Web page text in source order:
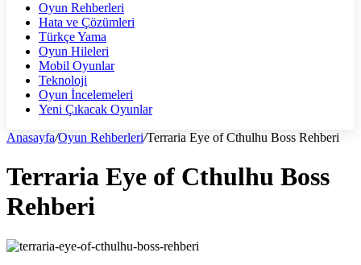
Oyun Rehberleri
Hata ve Çözümleri
Türkçe Yama
Oyun Hileleri
Mobil Oyunlar
Teknoloji
Oyun İncelemeleri
Yeni Çıkacak Oyunlar
Anasayfa/Oyun Rehberleri/Terraria Eye of Cthulhu Boss Rehberi
Terraria Eye of Cthulhu Boss
Rehberi